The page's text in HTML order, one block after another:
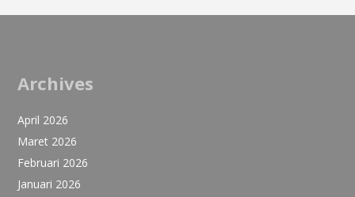
Archives
April 2026
Maret 2026
Februari 2026
Januari 2026